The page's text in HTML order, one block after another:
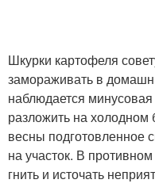
Шкурки картофеля
замораживать в
наблюдается
разложить на
весны подготовленное
на участок. В
гнить и источать